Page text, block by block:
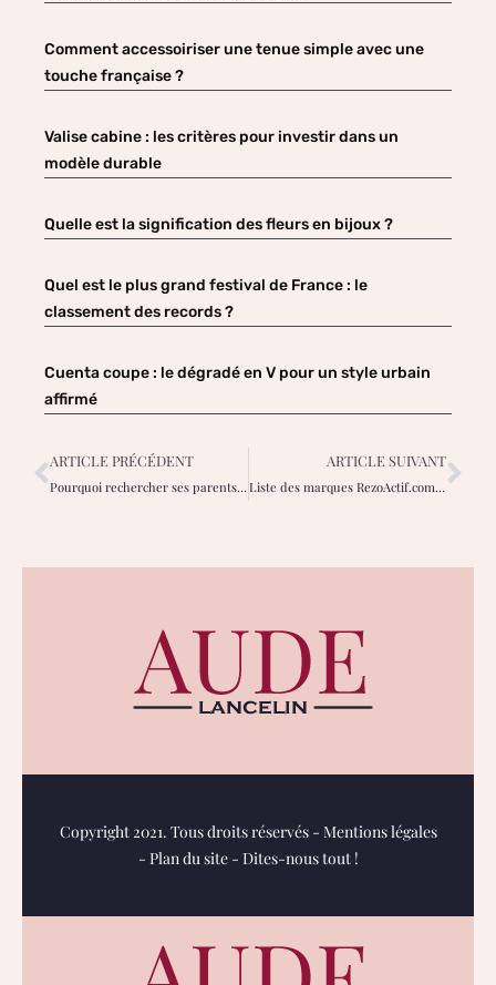
Comment accessoiriser une tenue simple avec une
touche française ?
Valise cabine : les critères pour investir dans un
modèle durable
Quelle est la signification des fleurs en bijoux ?
Quel est le plus grand festival de France : le
classement des records ?
Cuenta coupe : le dégradé en V pour un style urbain
affirmé
ARTICLE PRÉCÉDENT
Pourquoi rechercher ses parents biologiques : les raisons psychologiques et pratiques ?
ARTICLE SUIVANT
Liste des marques RezoActif.com : les 50 contacts pour la prospection
Copyright 2021. Tous droits réservés - Mentions légales
- Plan du site- Dites-nous tout !